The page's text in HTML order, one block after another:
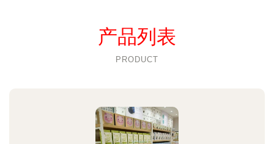
产品列表
PRODUCT